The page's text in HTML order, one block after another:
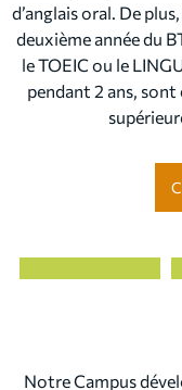
d’anglais oral. De
deuxième année du
le TOEIC ou le
pendant 2 ans,
Notre Campus